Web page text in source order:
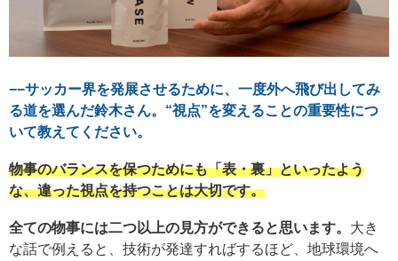
−−サッカー界を発展させるために、一度外へ飛び出してみ
る道を選んだ鈴木さん。“視点”を変えることの重要性につ
いて教えてください。
物事のバランスを保つためにも「表・裏」といったよう
な、違った視点を持つことは大切です。
全ての物事には二つ以上の見方ができると思います。 大き
な話で例えると、技術が発達すればするほど、地球環境へ